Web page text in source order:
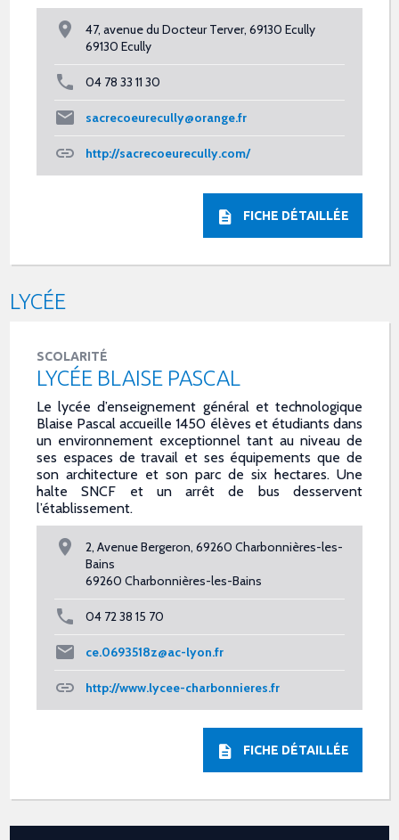
47, avenue du Docteur Terver, 69130 Ecully
69130 Ecully
04 78 33 11 30
sacrecoeurecully@orange.fr
http://sacrecoeurecully.com/
FICHE DÉTAILLÉE
LYCÉE
SCOLARITÉ
LYCÉE BLAISE PASCAL
Le lycée d’enseignement général et technologique
Blaise Pascal accueille 1450 élèves et étudiants dans
un environnement exceptionnel tant au niveau de
ses espaces de travail et ses équipements que de
son architecture et son parc de six hectares. Une
halte SNCF et un arrêt de bus desservent
l’établissement.
2, Avenue Bergeron, 69260 Charbonnières-les-
Bains
69260 Charbonnières-les-Bains
04 72 38 15 70
ce.0693518z@ac-lyon.fr
http://www.lycee-charbonnieres.fr
FICHE DÉTAILLÉE